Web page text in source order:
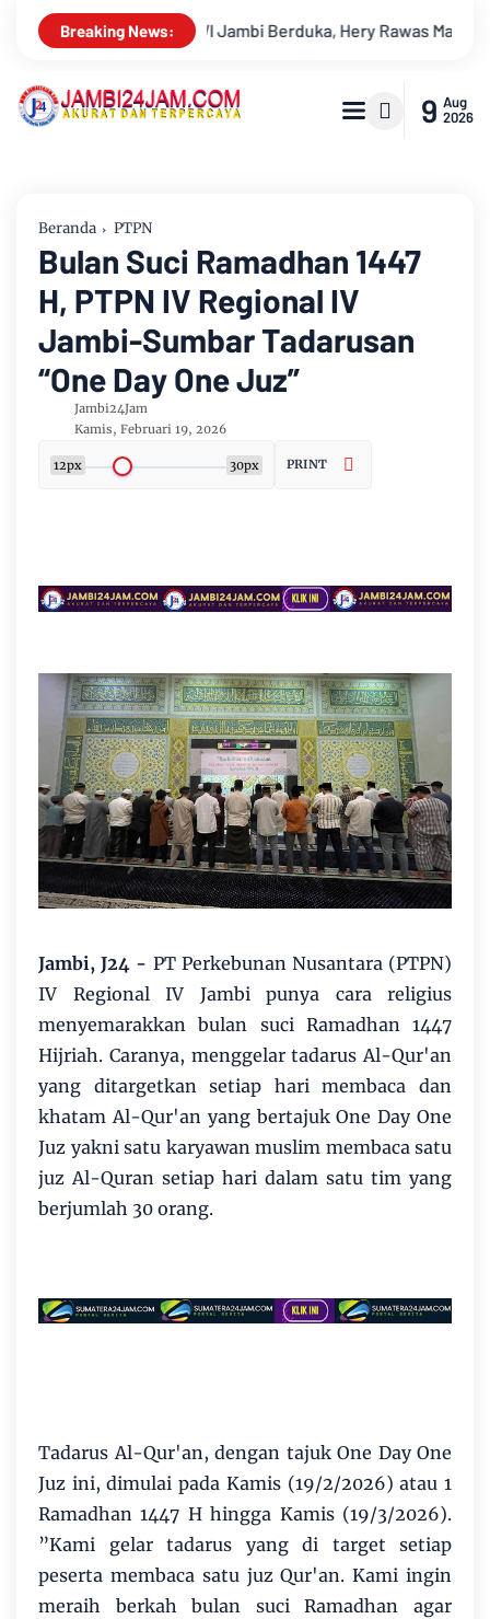
Breaking News:
Mantan Sekretaris PWI Jambi Tutup Usia Menapaki
9 Aug
2026
Beranda PTPN
Bulan Suci Ramadhan 1447
H, PTPN IV Regional IV
Jambi-Sumbar Tadarusan
“One Day One Juz”
Jambi24Jam
Kamis, Februari 19, 2026
12px 30px PRINT
Jambi, J24 - PT Perkebunan Nusantara (PTPN)
IV Regional IV Jambi punya cara religius
menyemarakkan bulan suci Ramadhan 1447
Hijriah. Caranya, menggelar tadarus Al-Qur'an
yang ditargetkan setiap hari membaca dan
khatam Al-Qur'an yang bertajuk One Day One
Juz yakni satu karyawan muslim membaca satu
juz Al-Quran setiap hari dalam satu tim yang
berjumlah 30 orang.
Tadarus Al-Qur'an, dengan tajuk One Day One
Juz ini, dimulai pada Kamis (19/2/2026) atau 1
Ramadhan 1447 H hingga Kamis (19/3/2026).
”Kami gelar tadarus yang di target setiap
peserta membaca satu juz Qur'an. Kami ingin
meraih berkah bulan suci Ramadhan agar